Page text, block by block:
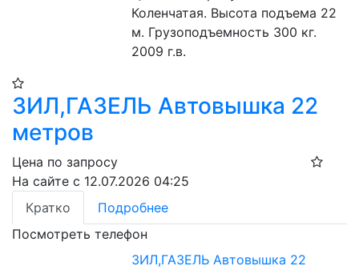
Коленчатая. Высота подъема 22
м. Грузоподъемность 300 кг.
2009 г.в.
ЗИЛ,ГАЗЕЛЬ Автовышка 22
метров
Цена по запросу
На сайте с 12.07.2026 04:25
Кратко
Подробнее
Посмотреть телефон
ЗИЛ,ГАЗЕЛЬ Автовышка 22